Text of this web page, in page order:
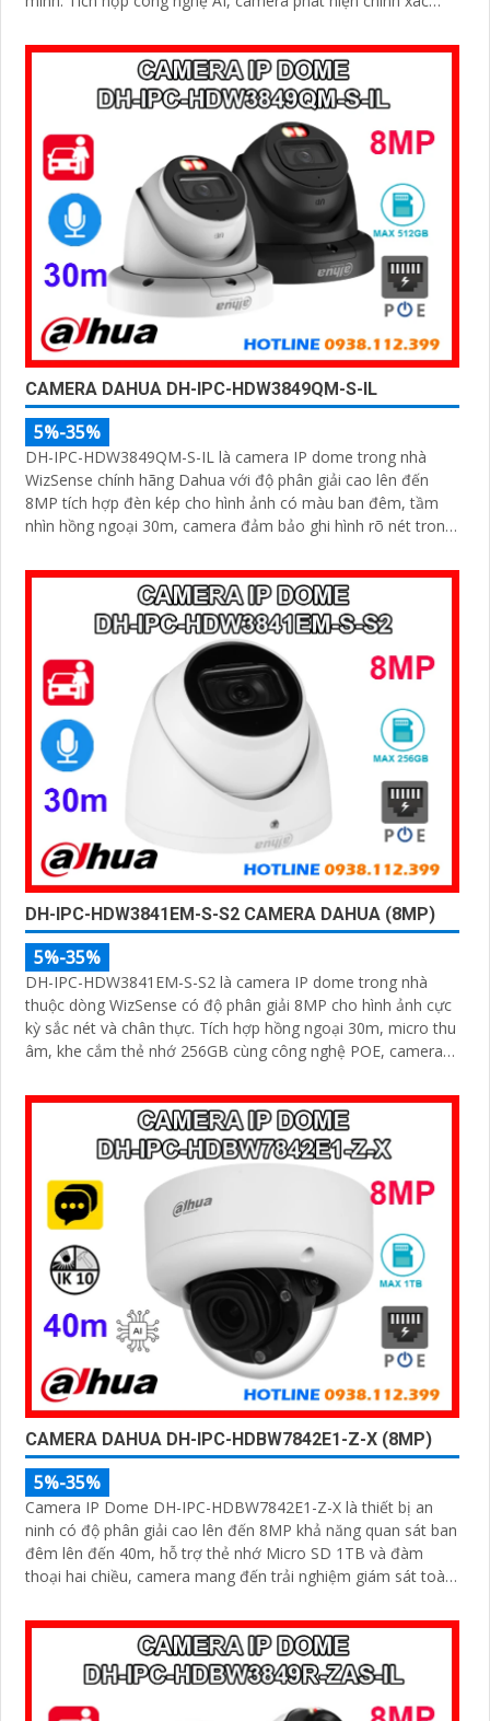
hỗ trợ đến 512GB đảm bảo lưu trữ linh hoạt và chi tiết, hỗ
trợ PoE tiện lợi đây là giải pháp giám sát an ninh hiệu quả
CAMERA DAHUA DH-IPC-HDW3849QM-S-IL
5%-35%
DH-IPC-HDW3849QM-S-IL là camera IP dome trong nhà
WizSense chính hãng Dahua với độ phân giải cao lên đến
8MP tích hợp đèn kép cho hình ảnh có màu ban đêm, tầm
nhìn hồng ngoại 30m, camera đảm bảo ghi hình rõ nét trong
tích hợp micro ghi âm, chuẩn POE và khả năng nhận diện
chính xác người và phương tiện giám sát an ninh tốt
DH-IPC-HDW3841EM-S-S2 CAMERA DAHUA (8MP)
5%-35%
DH-IPC-HDW3841EM-S-S2 là camera IP dome trong nhà
thuộc dòng WizSense có độ phân giải 8MP cho hình ảnh cực
kỳ sắc nét và chân thực. Tích hợp hồng ngoại 30m, micro thu
âm, khe cắm thẻ nhớ 256GB cùng công nghệ POE, camera
CAMERA DAHUA DH-IPC-HDBW7842E1-Z-X (8MP)
5%-35%
Camera IP Dome DH-IPC-HDBW7842E1-Z-X là thiết bị an
ninh có độ phân giải cao lên đến 8MP khả năng quan sát ban
đêm lên đến 40m, hỗ trợ thẻ nhớ Micro SD 1TB và đàm
thoại hai chiều, camera mang đến trải nghiệm giám sát toàn
khuôn mặt và đếm người giúp nâng cao hiệu quả quản lý và
an ninh cho mọi không gian trong nhà